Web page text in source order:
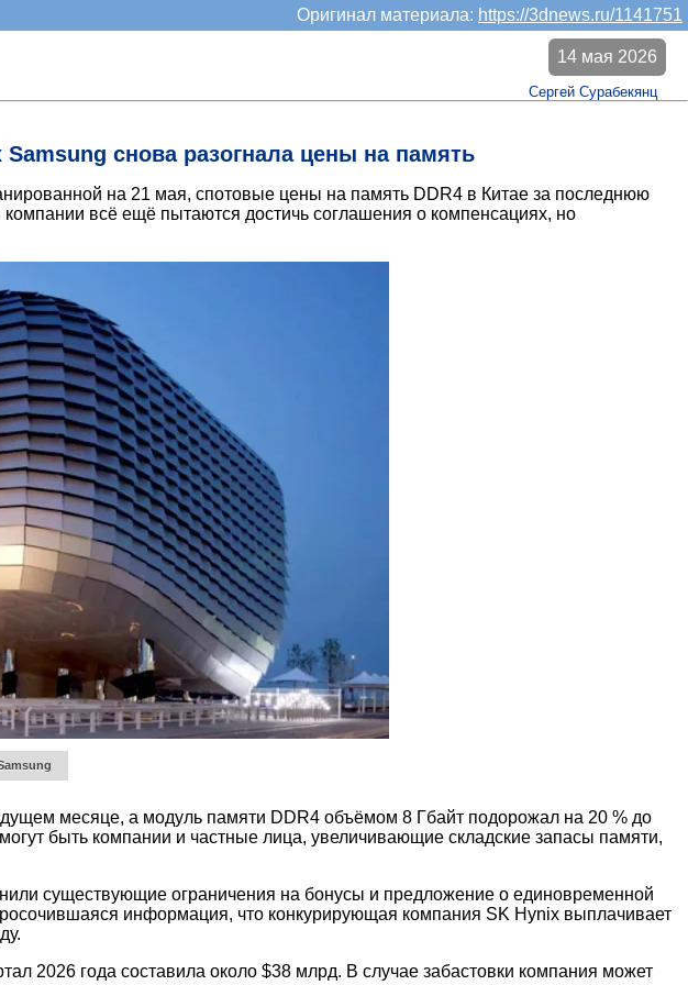
Оригинал материала: https://3dnews.ru/1141751
снова разогнала цены на память
14 мая 2026
Сергей Сурабекянц
на 21 мая, спотовые цены на память DDR4 в Китае за последнюю
всё ещё пытаются достичь соглашения о компенсациях, но
месяце, а модуль памяти DDR4 объёмом 8 Гбайт подорожал на 20 % до
быть компании и частные лица, увеличивающие складские запасы памяти,
существующие ограничения на бонусы и предложение о единовременной
информация, что конкурирующая компания SK Hynix выплачивает
2026 года составила около $38 млрд. В случае забастовки компания может